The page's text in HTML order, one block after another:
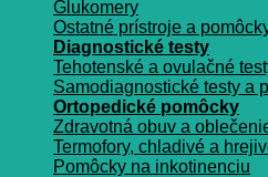
Glukomery
Ostatné prístroje a
Diagnostické testy
Tehotenské a ovulačné
Samodiagnostické testy a
Ortopedické pomôcky
Zdravotná obuv a
Termofory, chladivé a
Pomôcky na inkotinenciu